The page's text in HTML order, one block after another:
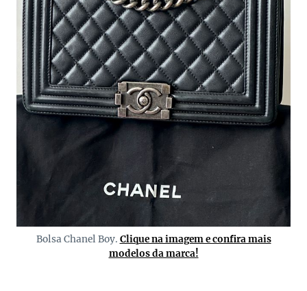
Bolsa Chanel Boy. Clique na imagem e confira mais
modelos da marca!